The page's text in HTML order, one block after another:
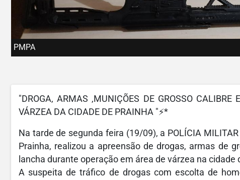
PMPA
"DROGA, ARMAS ,MUNIÇÕES DE GROSSO
VÁRZEA DA CIDADE DE PRAINHA "⚡*
Na tarde de segunda feira (19/09), a POLÍCIA
Prainha, realizou a apreensão de drogas, armas de
lancha durante operação em área de várzea na cidade
A suspeita de tráfico de drogas com escolta de